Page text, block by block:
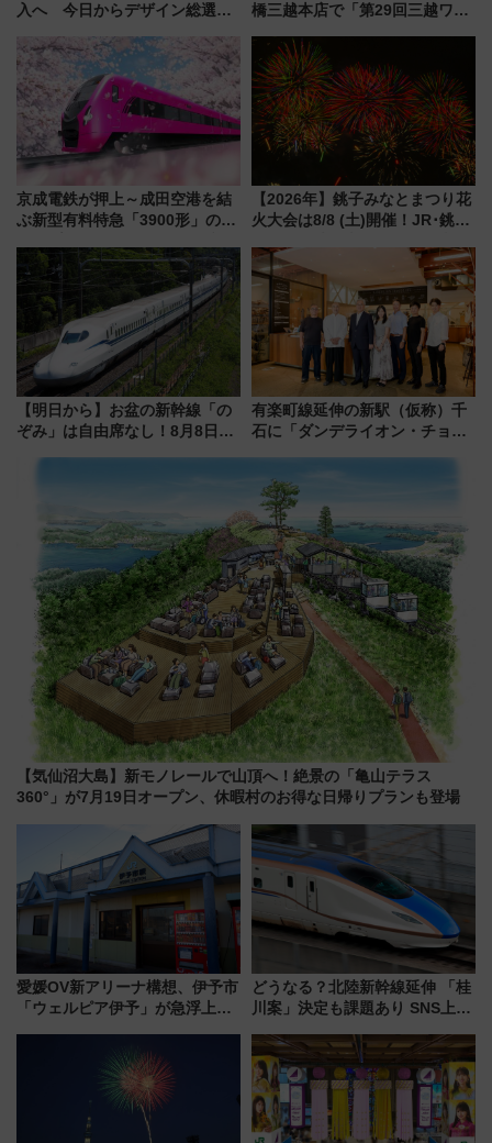
入へ 今日からデザイン総選挙
橋三越本店で「第29回三越ワー
【2026年8月5日～25日】
京成電鉄が押上～成田空港を結
ぶ新型有料特急「3900形」のコ
募集も実施
【2026年】銚子みなとまつり花
火大会は8/8 (土)開催！JR･銚子
報、利根川に咲く8,000発の大迫
力＆屋台を満喫
【明日から】お盆の新幹線「の
ぞみ」は自由席なし！8月8日午
有楽町線延伸の新駅（仮称）千
石に「ダンデライオン・チョコ
1億円出資で挑む新時代のまちづ
くりとは？
【気仙沼大島】新モノレールで山頂へ！絶景の「亀山テラス
360°」が7月19日オープン、休暇村のお得な日帰りプランも登場
愛媛OV新アリーナ構想、伊予市
「ウェルピア伊予」が急浮上！
で探る鉄道アクセスの未来
どうなる？北陸新幹線延伸 「桂
川案」決定も課題あり SNS上の